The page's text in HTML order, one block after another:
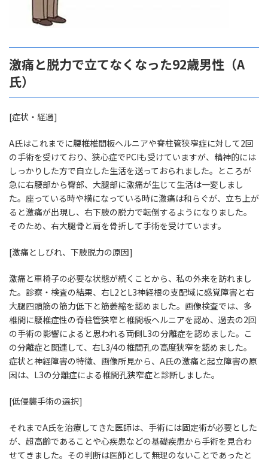
激痛と脱力で立てなくなった92歳男性（A
氏）
[症状・経過]
A氏はこれまでに腰椎椎間板ヘルニアや脊柱管狭窄症に対して2回
の手術を受けており、狭心症でPCIも受けていますが、精神的には
しっかりした方で自立した生活を送っておられました。ところが
急に右腰部から臀部、大腿部に激痛が生じて生活は一変しまし
た。座っている時や横になっている時に激痛は和らぐが、立ち上が
ると激痛が出現し、右下肢の脱力で転倒するようになりました。
そのため、右大腿骨と肩を骨折して手術を受けています。
[激痛としびれ、下肢脱力の原因]
激痛と車椅子の必要な状態が続くことから、私の外来を訪れまし
た。診察・検査の結果、右L2とL3神経根の支配域に感覚障害と右
大腿四頭筋の筋力低下と筋萎縮を認めました。画像検査では、多
椎間に腰椎症性の脊柱管狭窄と椎間板ヘルニアを認め、過去の2回
の手術の影響によると思われる両側L3の分離症を認めました。こ
の分離症と関連して、右L3/4の椎間孔の高度狭窄を認めました。
症状と神経障害の特徴、画像所見から、A氏の激痛と起立障害の原
因は、L3の分離症による椎間孔狭窄症と診断しました。
[低侵襲手術の選択]
それまでA氏を治療してきた医師は、手術には固定術が必要とした
が、超高齢であることや心疾患などの基礎疾患から手術を見合わ
せてきました。その判断は医師として無理のないことであったと